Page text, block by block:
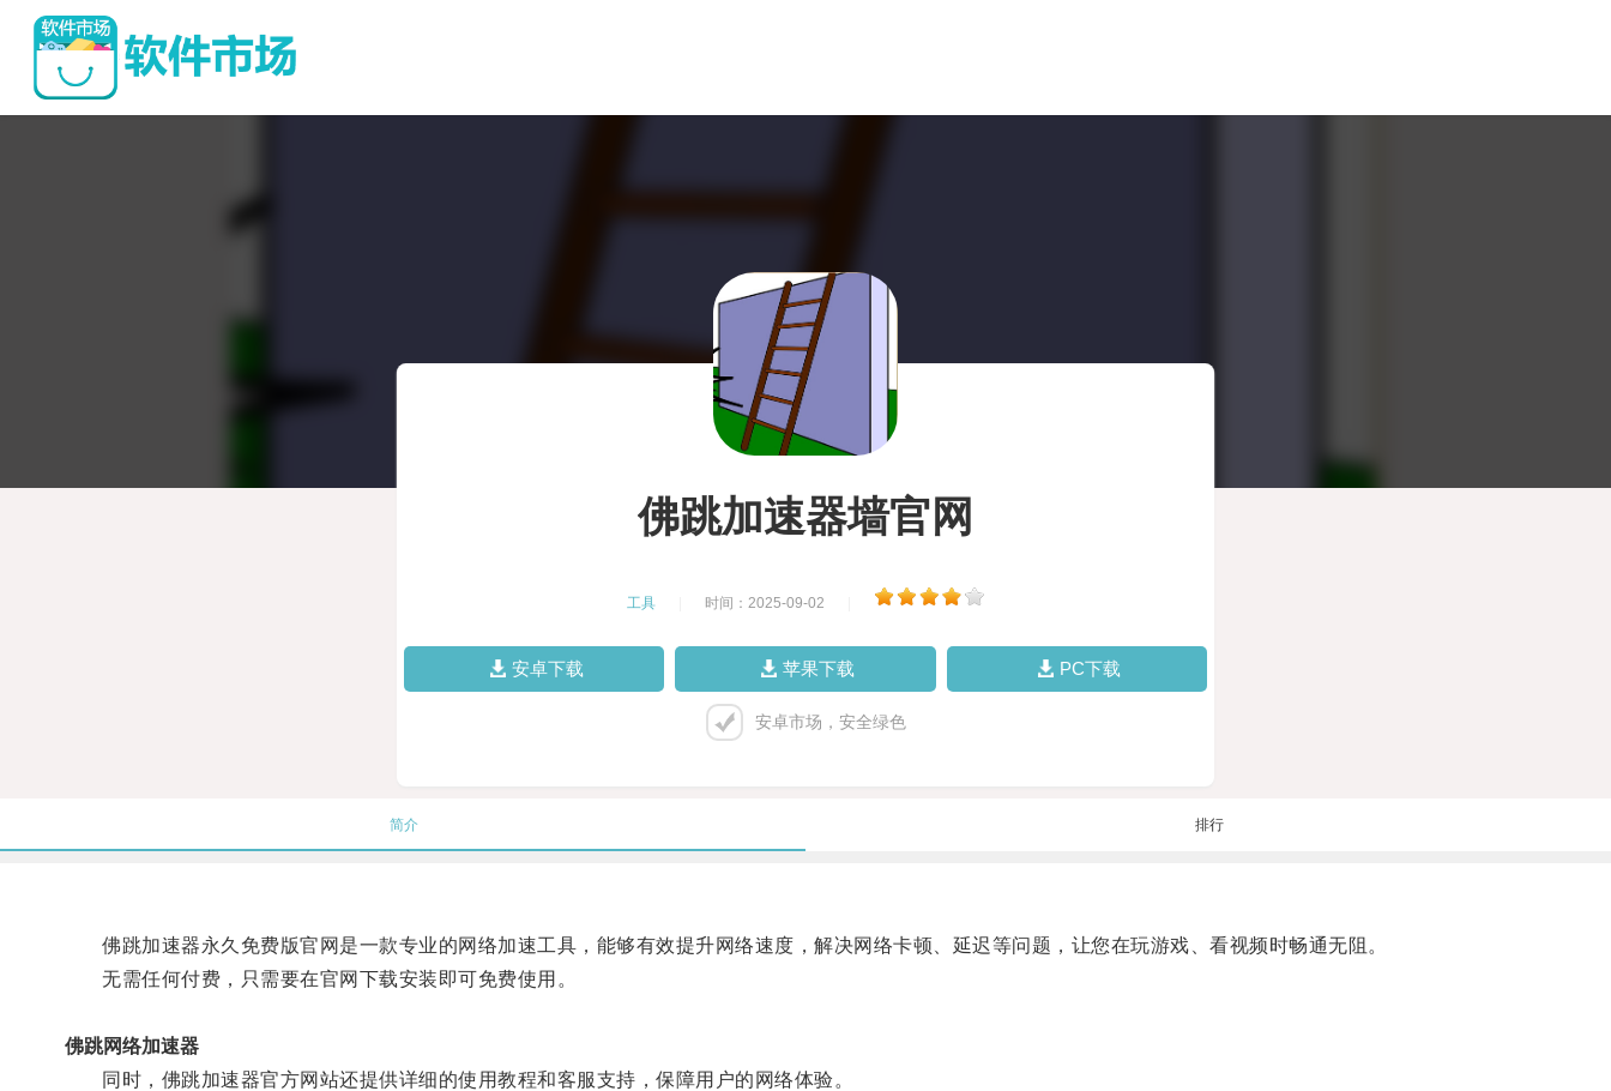
佛跳加速器墙官网
工具 时间：2025-09-02
安卓下载 苹果下载 PC下载
安卓市场，安全绿色
简介 排行
佛跳加速器永久免费版官网是一款专业的网络加速工具，能够有效提升网络速度，解决网络卡顿、延迟等问题，让您在玩游戏、看视频时畅通无阻。
无需任何付费，只需要在官网下载安装即可免费使用。
佛跳网络加速器
同时，佛跳加速器官方网站还提供详细的使用教程和客服支持，保障用户的网络体验。